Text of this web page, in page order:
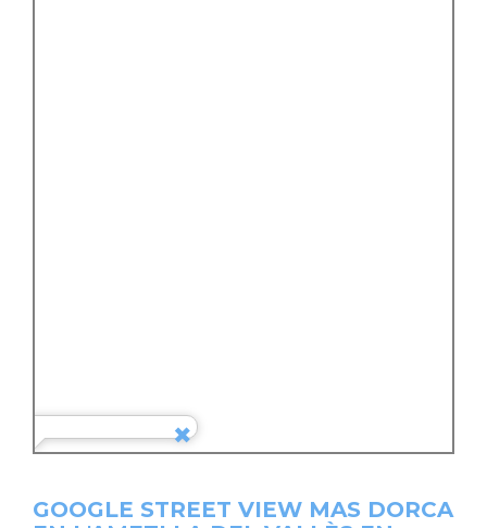
GOOGLE STREET VIEW MAS DORCA